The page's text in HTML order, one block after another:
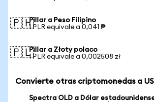
🇵🇭Pillar a Peso Filipino
1 PLR equivale a 0,041 ₱
🇵🇱Pillar a Złoty polaco
1 PLR equivale a 0,002508 zł
Convierte otras criptomonedas a
Spectra OLD a Dólar